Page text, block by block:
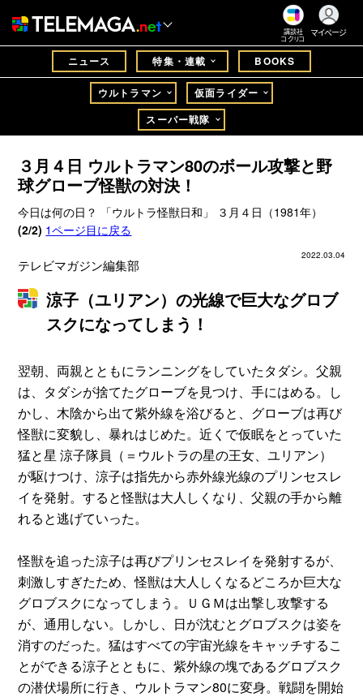
講談社
コクリコ
マイページ
ニュース 特集・連載 BOOKS
ウルトラマン
仮面ライダー
スーパー戦隊
３月４日 ウルトラマン80のボール攻撃と野
球グローブ怪獣の対決！
今日は何の日？ 「ウルトラ怪獣日和」 ３月４日（1981年）
(2/2) 1ページ目に戻る
2022.03.04
テレビマガジン編集部
涼子（ユリアン）の光線で巨大なグロブ
スクになってしまう！
翌朝、両親とともにランニングをしていたタダシ。父親
は、タダシが捨てたグローブを見つけ、手にはめる。し
かし、木陰から出て紫外線を浴びると、グローブは再び
怪獣に変貌し、暴れはじめた。近くで仮眠をとっていた
猛と星 涼子隊員（＝ウルトラの星の王女、ユリアン）
が駆けつけ、涼子は指先から赤外線光線のプリンセスレ
イを発射。すると怪獣は大人しくなり、父親の手から離
れると逃げていった。
怪獣を追った涼子は再びプリンセスレイを発射するが、
刺激しすぎたため、怪獣は大人しくなるどころか巨大な
グロブスクになってしまう。ＵＧＭは出撃し攻撃する
が、通用しない。しかし、日が沈むとグロブスクは姿を
消すのだった。猛はすべての宇宙光線をキャッチするこ
とができる涼子とともに、紫外線の塊であるグロブスク
の潜伏場所に行き、ウルトラマン80に変身。戦闘を開始